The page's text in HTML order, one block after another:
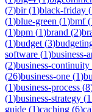
(7)bir(1)black-friday (
(1)blue-green (1)bmf(
(1)bpm (1)brand (2)
(1)budget (3)
software (1)business-
(2)business-continuity
(26)business-one (1)
(1)business-process (8
(1)business-strategy (
guide (1)caching (6)